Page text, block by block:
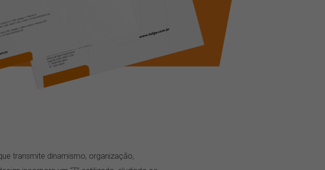
transmite dinamismo, organização,